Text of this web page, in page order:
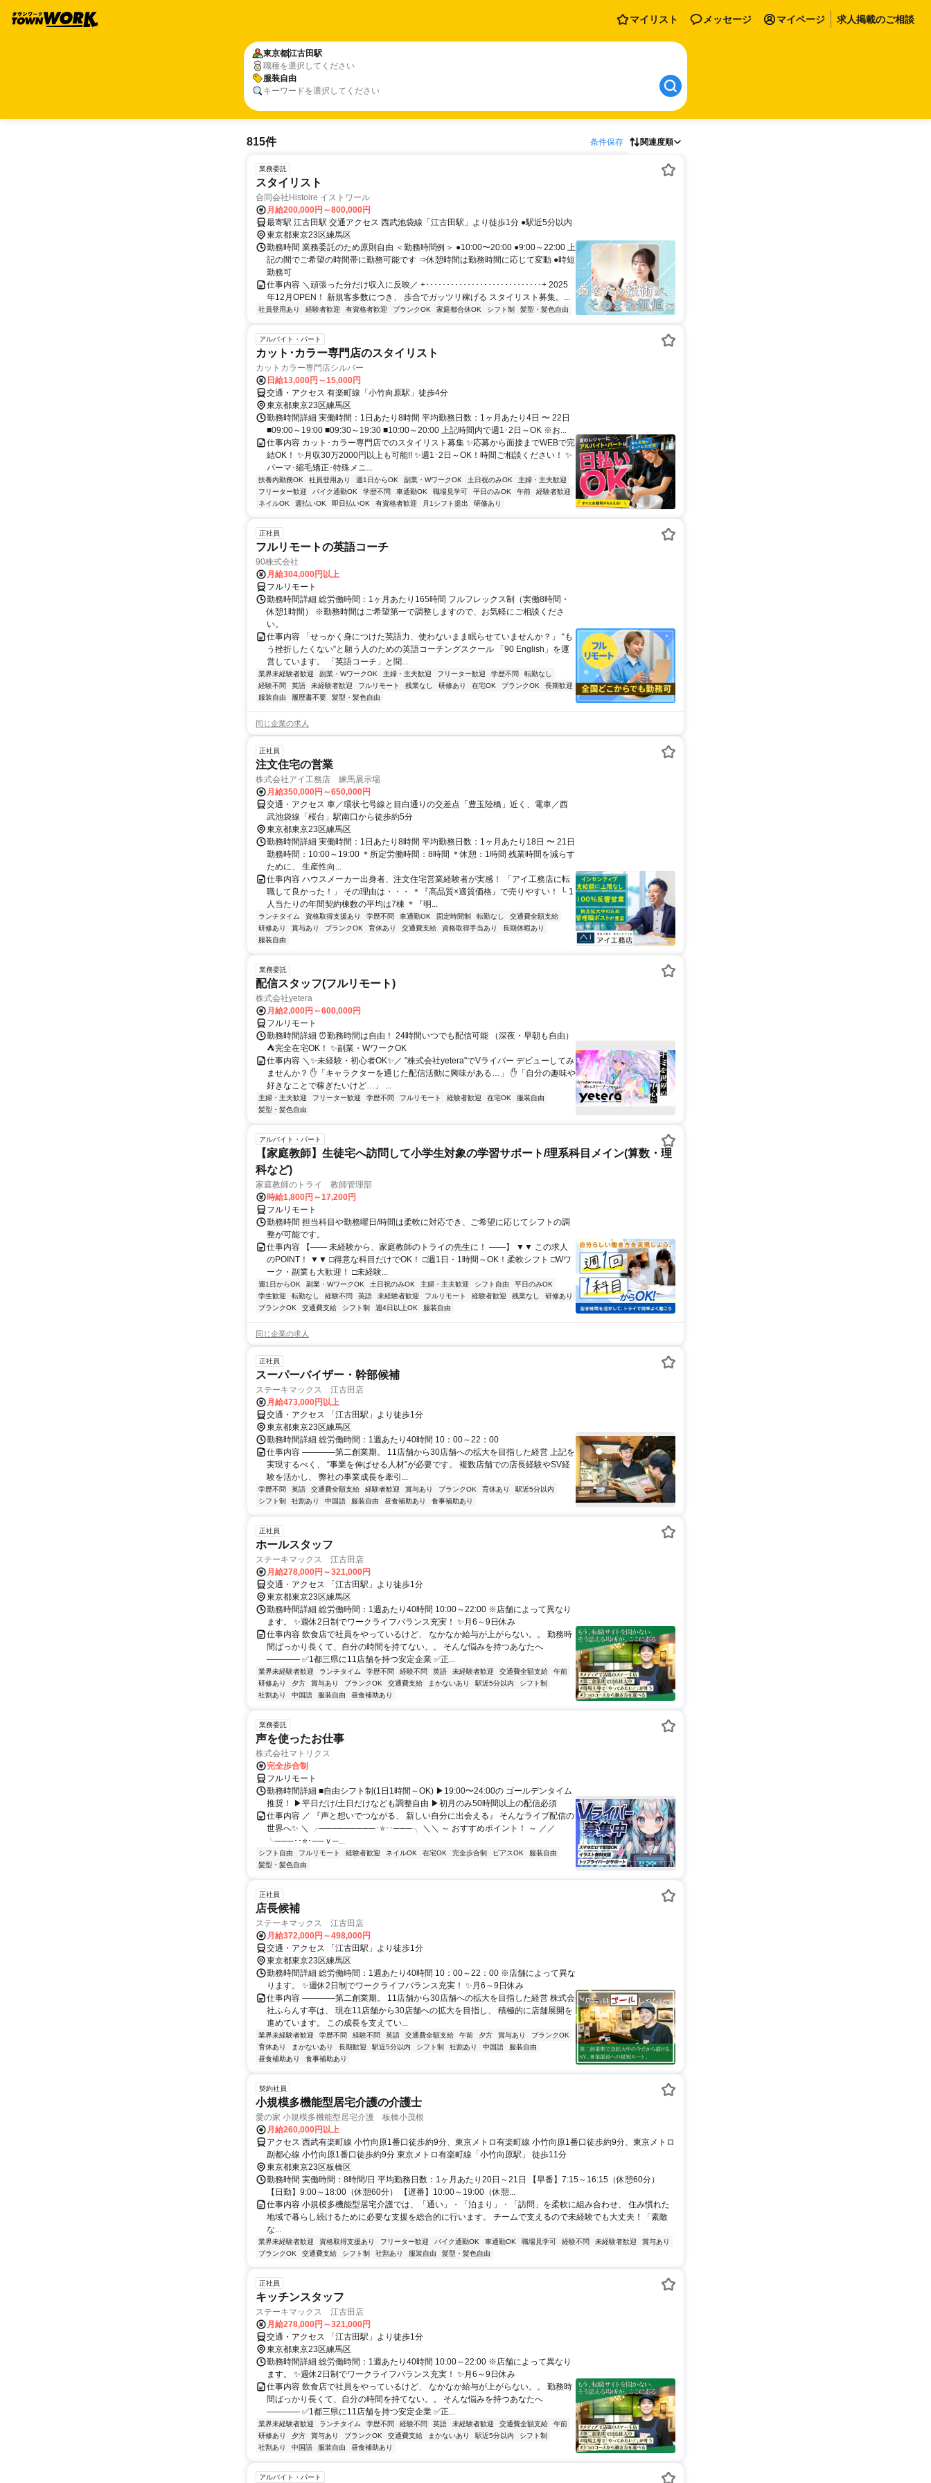
マイリスト メッセージ マイページ 求人掲載のご相談
東京都江古田駅
職種を選択してください
服装自由
キーワードを選択してください
815件 条件保存 関連度順
業務委託
スタイリスト
合同会社Histoire イストワール
月給200,000円～800,000円
最寄駅 江古田駅 交通アクセス 西武池袋線「江古田駅」より徒歩1分 ●駅近5分以内
東京都東京23区練馬区
勤務時間 業務委託のため原則自由 ＜勤務時間例＞ ●10:00〜20:00 ●9:00～22:00 上
記の間でご希望の時間帯に勤務可能です ⇒休憩時間は勤務時間に応じて変動 ●時短
勤務可
仕事内容 ＼頑張った分だけ収入に反映／ +････････････････････････････+ 2025
年12月OPEN！ 新規客多数につき、 歩合でガッツリ稼げる スタイリスト募集。...
社員登用あり 経験者歓迎 有資格者歓迎 ブランクOK 家庭都合休OK シフト制 髪型・髪色自由
アルバイト・パート
カット･カラー専門店のスタイリスト
カットカラー専門店シルバー
日給13,000円～15,000円
交通・アクセス 有楽町線「小竹向原駅」徒歩4分
東京都東京23区練馬区
勤務時間詳細 実働時間：1日あたり8時間 平均勤務日数：1ヶ月あたり4日 〜 22日
■09:00～19:00 ■09:30～19:30 ■10:00～20:00 上記時間内で週1･2日～OK ※お...
仕事内容 カット･カラー専門店でのスタイリスト募集 ✨応募から面接までWEBで完
結OK！ ✨月収30万2000円以上も可能!! ✨週1･2日～OK！時間ご相談ください！ ✨
パーマ･縮毛矯正･特殊メニ...
扶養内勤務OK 社員登用あり 週1日からOK 副業・WワークOK 土日祝のみOK
主婦・主夫歓迎
フリーター歓迎
バイク通勤OK 学歴不問 車通勤OK 職場見学可 平日のみOK 午前
経験者歓迎
ネイルOK
週払いOK 即日払いOK 有資格者歓迎 月1シフト提出 研修あり
正社員
フルリモートの英語コーチ
90株式会社
月給304,000円以上
フルリモート
勤務時間詳細 総労働時間：1ヶ月あたり165時間 フルフレックス制（実働8時間・
休憩1時間） ※勤務時間はご希望第一で調整しますので、お気軽にご相談くださ
い。
仕事内容 「せっかく身につけた英語力、使わないまま眠らせていませんか？」 “も
う挫折したくない”と願う人のための英語コーチングスクール 「90 English」を運
営しています。 「英語コーチ」と聞...
業界未経験者歓迎 副業・WワークOK 主婦・主夫歓迎 フリーター歓迎 学歴不問
転勤なし
経験不問
英語 未経験者歓迎 フルリモート 残業なし 研修あり 在宅OK ブランクOK
長期歓迎
服装自由
履歴書不要 髪型・髪色自由
同じ企業の求人
正社員
注文住宅の営業
株式会社アイ工務店 練馬展示場
月給350,000円～650,000円
交通・アクセス 車／環状七号線と目白通りの交差点「豊玉陸橋」近く、電車／西
武池袋線「桜台」駅南口から徒歩約5分
東京都東京23区練馬区
勤務時間詳細 実働時間：1日あたり8時間 平均勤務日数：1ヶ月あたり18日 〜 21日
勤務時間：10:00～19:00 ＊所定労働時間：8時間 ＊休憩：1時間 残業時間を減らす
ために、 生産性向...
仕事内容 ハウスメーカー出身者、注文住宅営業経験者が実感！ 「アイ工務店に転
職して良かった！」 その理由は・・・ ＊『高品質×適質価格』で売りやすい！ └ 1
人当たりの年間契約棟数の平均は7棟 ＊『明...
ランチタイム 資格取得支援あり 学歴不問 車通勤OK 固定時間制 転勤なし
交通費全額支給
研修あり
賞与あり ブランクOK 育休あり 交通費支給 資格取得手当あり
長期休暇あり
服装自由
業務委託
配信スタッフ(フルリモート)
株式会社yetera
月給2,000円～600,000円
フルリモート
勤務時間詳細 ⏰勤務時間は自由！ 24時間いつでも配信可能 （深夜・早朝も自由）
⛺完全在宅OK！ ✨副業・WワークOK
仕事内容 ＼✨未経験・初心者OK✨／ "株式会社yetera"でVライバー デビューしてみ
ませんか？ ✋「キャラクターを通じた配信活動に興味がある…」 ✋「自分の趣味や
好きなことで稼ぎたいけど…」 ...
主婦・主夫歓迎 フリーター歓迎 学歴不問 フルリモート 経験者歓迎 在宅OK
服装自由
髪型・髪色自由
アルバイト・パート
【家庭教師】生徒宅へ訪問して小学生対象の学習サポート/理系科目メイン(算数・理
科など)
家庭教師のトライ 教師管理部
時給1,800円～17,200円
フルリモート
勤務時間 担当科目や勤務曜日/時間は柔軟に対応でき、ご希望に応じてシフトの調
整が可能です。
仕事内容 【―― 未経験から、家庭教師のトライの先生に！ ――】 ▼▼ この求人
のPOINT！ ▼▼ □得意な科目だけでOK！ □週1日・1時間～OK！柔軟シフト □Wワ
ーク・副業も大歓迎！ □未経験...
週1日からOK 副業・WワークOK 土日祝のみOK 主婦・主夫歓迎 シフト自由
平日のみOK
学生歓迎
転勤なし 経験不問 英語 未経験者歓迎 フルリモート 経験者歓迎 残業なし
研修あり
ブランクOK
交通費支給 シフト制 週4日以上OK 服装自由
同じ企業の求人
正社員
スーパーバイザー・幹部候補
ステーキマックス 江古田店
月給473,000円以上
交通・アクセス 「江古田駅」より徒歩1分
東京都東京23区練馬区
勤務時間詳細 総労働時間：1週あたり40時間 10：00～22：00
仕事内容 ――――第二創業期。 11店舗から30店舗への拡大を目指した経営 上記を
実現するべく、 “事業を伸ばせる人材”が必要です。 複数店舗での店長経験やSV経
験を活かし、 弊社の事業成長を牽引...
学歴不問 英語 交通費全額支給 経験者歓迎 賞与あり ブランクOK 育休あり
駅近5分以内
シフト制
社割あり 中国語 服装自由 昼食補助あり 食事補助あり
正社員
ホールスタッフ
ステーキマックス 江古田店
月給278,000円～321,000円
交通・アクセス 「江古田駅」より徒歩1分
東京都東京23区練馬区
勤務時間詳細 総労働時間：1週あたり40時間 10:00～22:00 ※店舗によって異なり
ます。 ✨週休2日制でワークライフバランス充実！ ✨月6～9日休み
仕事内容 飲食店で社員をやっているけど、 なかなか給与が上がらない。。 勤務時
間ばっかり長くて、自分の時間を持てない。。 そんな悩みを持つあなたへ
―――― ✅1都三県に11店舗を持つ安定企業 ✅正...
業界未経験者歓迎 ランチタイム 学歴不問 経験不問 英語 未経験者歓迎 交通費全額支給
午前
研修あり
夕方 賞与あり ブランクOK 交通費支給 まかないあり 駅近5分以内
シフト制
社割あり
中国語 服装自由 昼食補助あり
業務委託
声を使ったお仕事
株式会社マトリクス
完全歩合制
フルリモート
勤務時間詳細 ■自由シフト制(1日1時間～OK) ▶19:00〜24:00の ゴールデンタイム
推奨！ ▶平日だけ/土日だけなども調整自由 ▶初月のみ50時間以上の配信必須
仕事内容 ／ 『声と想いでつながる、 新しい自分に出会える』 そんなライブ配信の
世界へ✨ ＼ ╭─────────･⭐･･───╮ ＼＼ ～ おすすめポイント！ ～ ／／
╰───･･⭐･──ｖ─...
シフト自由 フルリモート 経験者歓迎 ネイルOK 在宅OK 完全歩合制 ピアスOK
服装自由
髪型・髪色自由
正社員
店長候補
ステーキマックス 江古田店
月給372,000円～498,000円
交通・アクセス 「江古田駅」より徒歩1分
東京都東京23区練馬区
勤務時間詳細 総労働時間：1週あたり40時間 10：00～22：00 ※店舗によって異な
ります。 ✨週休2日制でワークライフバランス充実！ ✨月6～9日休み
仕事内容 ――――第二創業期。 11店舗から30店舗への拡大を目指した経営 株式会
社ふらんす亭は、 現在11店舗から30店舗への拡大を目指し、 積極的に店舗展開を
進めています。 この成長を支えてい...
業界未経験者歓迎 学歴不問 経験不問 英語 交通費全額支給 午前 夕方 賞与あり
ブランクOK
育休あり
まかないあり 長期歓迎 駅近5分以内 シフト制 社割あり 中国語
服装自由
昼食補助あり
食事補助あり
契約社員
小規模多機能型居宅介護の介護士
愛の家 小規模多機能型居宅介護 板橋小茂根
月給260,000円以上
アクセス 西武有楽町線 小竹向原1番口徒歩約9分、東京メトロ有楽町線 小竹向原1番口徒歩約9分、東京メトロ
副都心線 小竹向原1番口徒歩約9分 東京メトロ有楽町線「小竹向原駅」 徒歩11分
東京都東京23区板橋区
勤務時間 実働時間：8時間/日 平均勤務日数：1ヶ月あたり20日～21日 【早番】7:15～16:15（休憩60分）
【日勤】9:00～18:00（休憩60分） 【遅番】10:00～19:00（休憩...
仕事内容 小規模多機能型居宅介護では、「通い」・「泊まり」・「訪問」を柔軟に組み合わせ、 住み慣れた
地域で暮らし続けるために必要な支援を総合的に行います。 チームで支えるので未経験でも大丈夫！「素敵
な...
業界未経験者歓迎 資格取得支援あり フリーター歓迎 バイク通勤OK 車通勤OK 職場見学可 経験不問 未経験者歓迎
賞与あり
ブランクOK
交通費支給 シフト制 社割あり 服装自由 髪型・髪色自由
正社員
キッチンスタッフ
ステーキマックス 江古田店
月給278,000円～321,000円
交通・アクセス 「江古田駅」より徒歩1分
東京都東京23区練馬区
勤務時間詳細 総労働時間：1週あたり40時間 10:00～22:00 ※店舗によって異なり
ます。 ✨週休2日制でワークライフバランス充実！ ✨月6～9日休み
仕事内容 飲食店で社員をやっているけど、 なかなか給与が上がらない。。 勤務時
間ばっかり長くて、自分の時間を持てない。。 そんな悩みを持つあなたへ
―――― ✅1都三県に11店舗を持つ安定企業 ✅正...
業界未経験者歓迎 ランチタイム 学歴不問 経験不問 英語 未経験者歓迎 交通費全額支給
午前
研修あり
夕方 賞与あり ブランクOK 交通費支給 まかないあり 駅近5分以内
シフト制
社割あり
中国語 服装自由 昼食補助あり
アルバイト・パート